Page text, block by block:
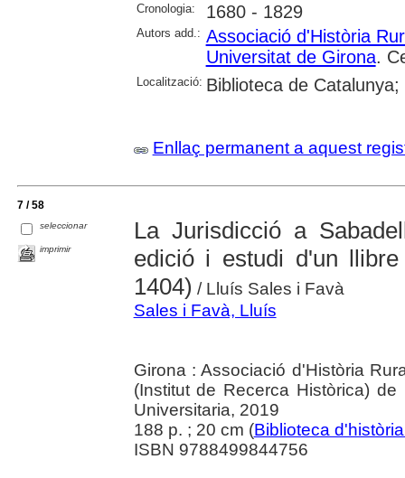
Cronologia: 1680 - 1829
Autors add.: Associació d'Història
Universitat de Girona.
Localització: Biblioteca de
Enllaç permanent a aquest
7 / 58
seleccionar
imprimir
La Jurisdicció a
edició i estudi d'un
1404) / Lluís Sales i Favà
Sales i Favà, Lluís
Girona : Associació d'Història
(Institut de Recerca Històrica)
Universitaria, 2019
188 p. ; 20 cm (Biblioteca
ISBN 9788499844756